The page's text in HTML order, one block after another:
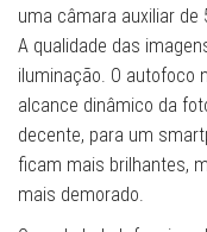
uma câmara auxiliar de
A qualidade das
iluminação. O autofoco
alcance dinâmico da
decente, para um
ficam mais brilhantes,
mais demorado.